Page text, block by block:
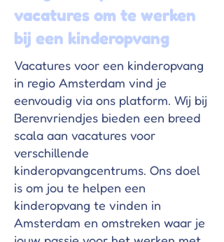
vacatures om te werken
bij een kinderopvang
Vacatures voor een kinderopvang
in regio Amsterdam vind je
eenvoudig via ons platform. Wij bij
Berenvriendjes bieden een breed
scala aan vacatures voor
verschillende
kinderopvangcentrums. Ons doel
is om jou te helpen een
kinderopvang te vinden in
Amsterdam en omstreken waar je